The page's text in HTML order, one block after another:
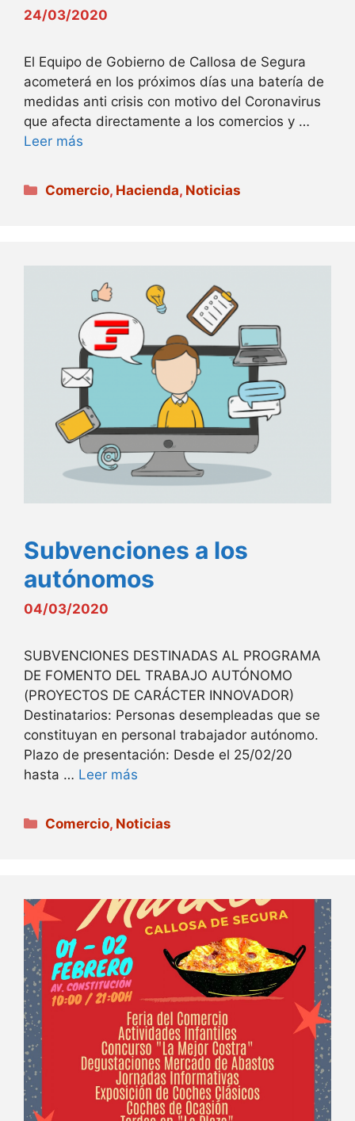
24/03/2020
El Equipo de Gobierno de Callosa de Segura
acometerá en los próximos días una batería de
medidas anti crisis con motivo del Coronavirus
que afecta directamente a los comercios y …
Leer más
Categorías
Comercio, Hacienda, Noticias
Subvenciones a los
autónomos
04/03/2020
SUBVENCIONES DESTINADAS AL PROGRAMA
DE FOMENTO DEL TRABAJO AUTÓNOMO
(PROYECTOS DE CARÁCTER INNOVADOR)
Destinatarios: Personas desempleadas que se
constituyan en personal trabajador autónomo.
Plazo de presentación: Desde el 25/02/20
hasta … Leer más
Categorías
Comercio, Noticias